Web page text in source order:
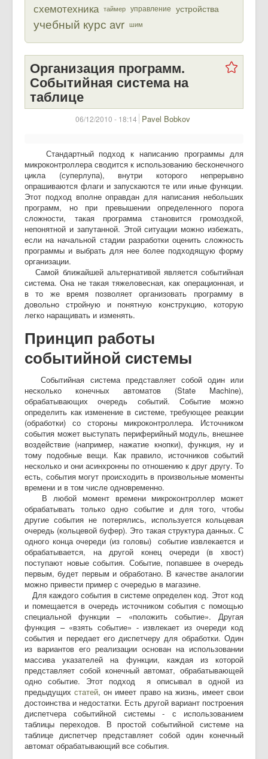
схемотехника таймер управление устройства
учебный курс avr шим
Организация программ.
Событийная система на
таблице
06/12/2010 - 18:14 Pavel Bobkov
Стандартный подход к написанию программы для
микроконтроллера сводится к использованию бесконечного
цикла (суперлупа), внутри которого непрерывно
опрашиваются флаги и запускаются те или иные функции.
Этот подход вполне оправдан для написания небольших
программ, но при превышении определенного порога
сложности, такая программа становится громоздкой,
непонятной и запутанной. Этой ситуации можно избежать,
если на начальной стадии разработки оценить сложность
программы и выбрать для нее более подходящую форму
организации.
Самой ближайшей альтернативой является событийная
система. Она не такая тяжеловесная, как операционная, и
в то же время позволяет организовать программу в
довольно стройную и понятную конструкцию, которую
легко наращивать и изменять.
Принцип работы
событийной системы
Событийная система представляет собой один или
несколько конечных автоматов (State Machine),
обрабатывающих очередь событий. Событие можно
определить как изменение в системе, требующее реакции
(обработки) со стороны микроконтроллера. Источником
события может выступать периферийный модуль, внешнее
воздействие (например, нажатие кнопки), функция, ну и
тому подобные вещи. Как правило, источников событий
несколько и они асинхронны по отношению к друг другу. То
есть, события могут происходить в произвольные моменты
времени и в том числе одновременно.
В любой момент времени микроконтроллер может
обрабатывать только одно событие и для того, чтобы
другие события не потерялись, используется кольцевая
очередь (кольцевой буфер). Это такая структура данных. С
одного конца очереди (из головы) событие извлекается и
обрабатывается, на другой конец очереди (в хвост)
поступают новые события. Событие, попавшее в очередь
первым, будет первым и обработано. В качестве аналогии
можно привести пример с очередью в магазине.
Для каждого события в системе определен код. Этот код
и помещается в очередь источником события с помощью
специальной функции – «положить событие». Другая
функция – «взять событие» - извлекает из очереди код
события и передает его диспетчеру для обработки. Один
из вариантов его реализации основан на использовании
массива указателей на функции, каждая из которой
представляет собой конечный автомат, обрабатывающей
одно событие. Этот подход я описывал в одной из
предыдущихстатей, он имеет право на жизнь, имеет свои
достоинства и недостатки. Есть другой вариант построения
диспетчера событийной системы - с использованием
таблицы переходов. В простой событийной системе на
таблице диспетчер представляет собой один конечный
автомат обрабатывающий все события.